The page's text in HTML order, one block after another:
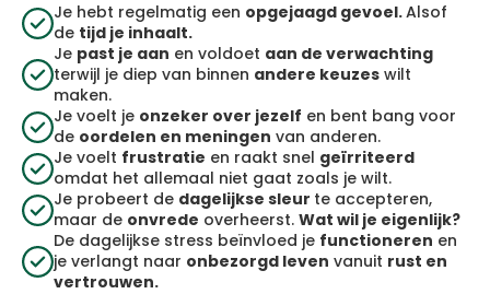
Je hebt regelmatig een opgejaagd gevoel.Alsof
de tijd je inhaalt.
Je past je aan en voldoet aan de verwachting
terwijl je diep van binnen andere keuzes wilt
maken.
Je voelt je onzeker over jezelf en bent bang voor
de oordelen en meningen van anderen.
Je voelt frustratie en raakt snel geïrriteerd
omdat het allemaal niet gaat zoals je wilt.
Je probeert de dagelijkse sleur te accepteren,
maar de onvrede overheerst. Wat wil je eigenlijk?
De dagelijkse stress beïnvloed je functioneren en
je verlangt naar onbezorgd leven vanuit rust en
vertrouwen.